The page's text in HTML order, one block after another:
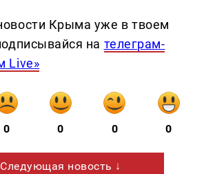
Крыма уже в твоем
на телеграм-
Live»
0 0 0 0
Следующая новость ↓